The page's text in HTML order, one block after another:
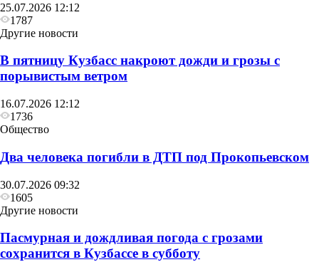
25.07.2026 12:12
1787
Другие новости
В пятницу Кузбасс накроют дожди и грозы с
порывистым ветром
16.07.2026 12:12
1736
Общество
Два человека погибли в ДТП под Прокопьевском
30.07.2026 09:32
1605
Другие новости
Пасмурная и дождливая погода с грозами
сохранится в Кузбассе в субботу